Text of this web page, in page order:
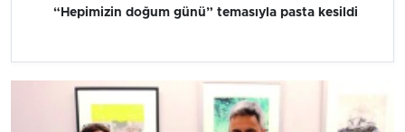
“Hepimizin doğum günü” temasıyla pasta kesildi